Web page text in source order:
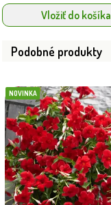
Vložiť do košíka
Podobné produkty
NOVINKA